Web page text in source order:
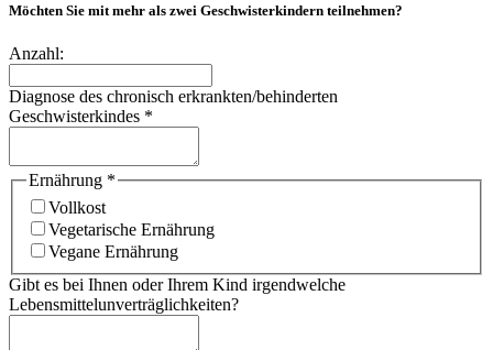
Möchten Sie mit mehr als zwei Geschwisterkindern teilnehmen?
Anzahl:
Diagnose des chronisch erkrankten/behinderten
Geschwisterkindes *
Ernährung *
Vollkost
Vegetarische Ernährung
Vegane Ernährung
Gibt es bei Ihnen oder Ihrem Kind irgendwelche
Lebensmittelunverträglichkeiten?